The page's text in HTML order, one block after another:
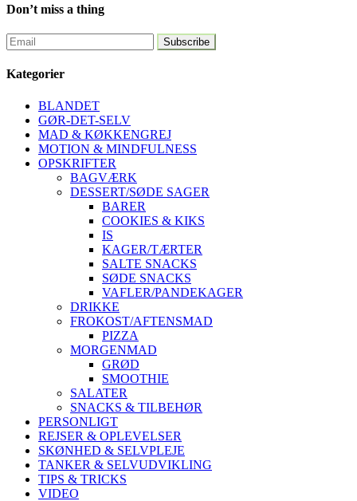
Don’t miss a thing
Kategorier
BLANDET
GØR-DET-SELV
MAD & KØKKENGREJ
MOTION & MINDFULNESS
OPSKRIFTER
BAGVÆRK
DESSERT/SØDE SAGER
BARER
COOKIES & KIKS
IS
KAGER/TÆRTER
SALTE SNACKS
SØDE SNACKS
VAFLER/PANDEKAGER
DRIKKE
FROKOST/AFTENSMAD
PIZZA
MORGENMAD
GRØD
SMOOTHIE
SALATER
SNACKS & TILBEHØR
PERSONLIGT
REJSER & OPLEVELSER
SKØNHED & SELVPLEJE
TANKER & SELVUDVIKLING
TIPS & TRICKS
VIDEO